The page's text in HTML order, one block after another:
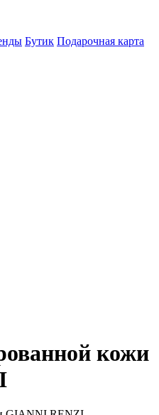
Бутик Подарочная карта
кожи